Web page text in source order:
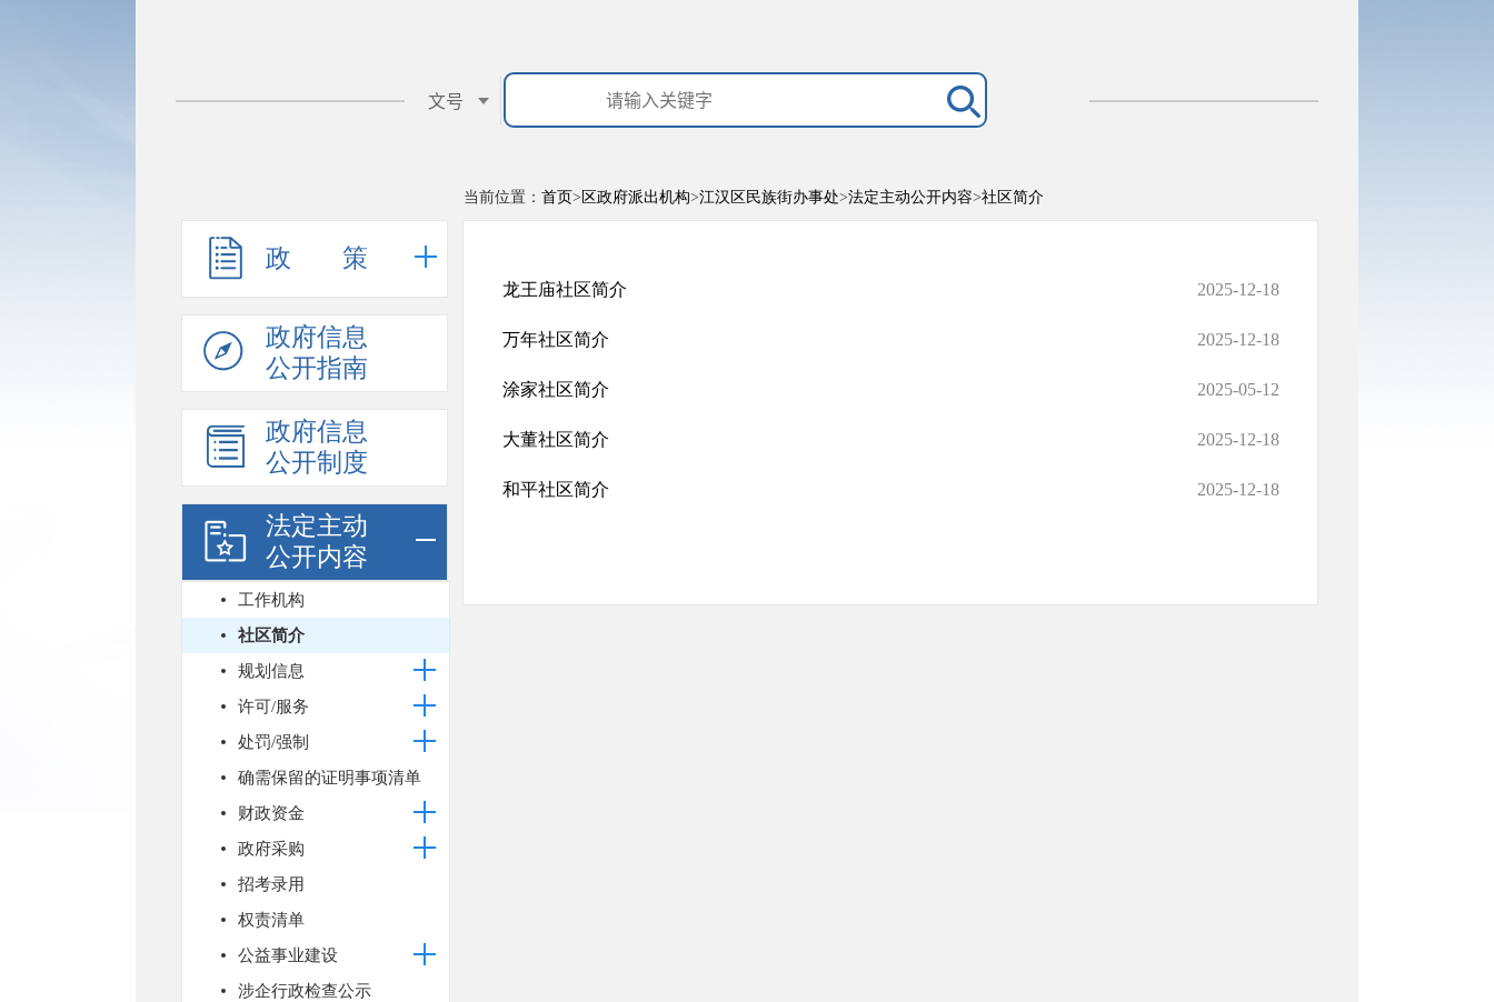
政 策
政府信息
公开指南
政府信息
公开制度
法定主动
公开内容
工作机构
社区简介
规划信息
许可/服务
处罚/强制
确需保留的证明事项清单
财政资金
政府采购
招考录用
权责清单
公益事业建设
涉企行政检查公示
当前位置： 首页> 区政府派出机构>江汉区民族街办事处>法定主动公开内容>社区简介
龙王庙社区简介 2025-12-18
万年社区简介 2025-12-18
涂家社区简介 2025-05-12
大董社区简介 2025-12-18
和平社区简介 2025-12-18